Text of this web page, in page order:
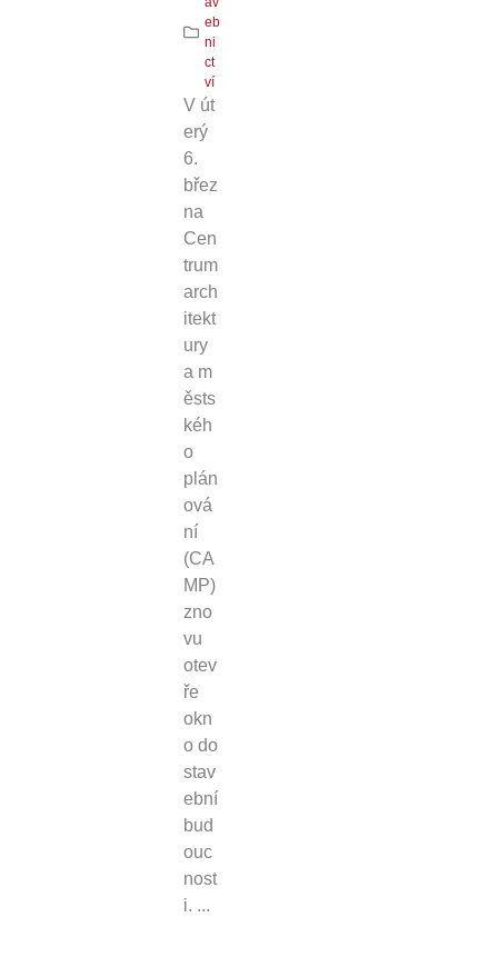
eb
ni
ct
ví
V út
erý
6.
břez
na
Cen
trum
arch
itekt
ury
a m
ěsts
kéh
o
plán
ová
ní
(CA
MP)
zno
vu
otev
ře
okn
o do
stav
ební
bud
ouc
nost
i. ...